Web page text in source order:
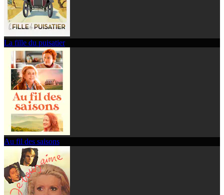
La fille du puisatier
Au fil des saisons